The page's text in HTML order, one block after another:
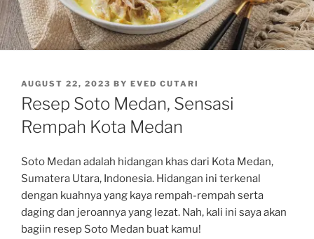
POSTED
ON
AUGUST 22, 2023 BY EVED CUTARI
Resep Soto Medan, Sensasi
Rempah Kota Medan
Soto Medan adalah hidangan khas dari Kota Medan,
Sumatera Utara, Indonesia. Hidangan ini terkenal
dengan kuahnya yang kaya rempah-rempah serta
daging dan jeroannya yang lezat. Nah, kali ini saya akan
bagiin resep Soto Medan buat kamu!